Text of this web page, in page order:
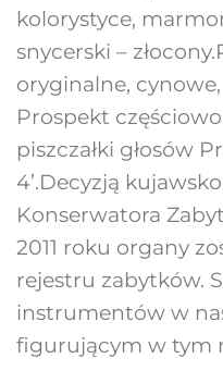
kolorystyce,
snycerski –
oryginalne,
Prospekt
piszczałki głosów
4’.Decyzją
Konserwatora
2011 roku organy
rejestru zabytków.
instrumentów w
figurującym w tym